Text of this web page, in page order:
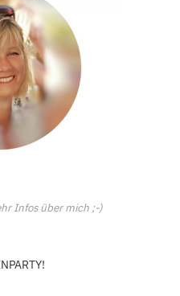
Infos über mich ;-)